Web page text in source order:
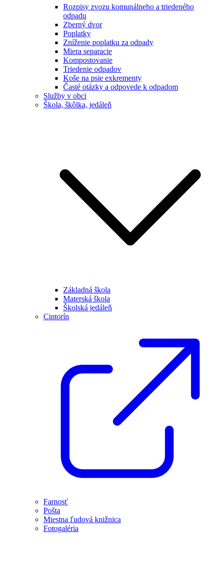
Rozpisy zvozu komunálneho a triedeného
odpadu
Zberný dvor
Poplatky
Zníženie poplatku za odpady
Miera separacie
Kompostovanie
Triedenie odpadov
Koše na psie exkrementy
Časté otázky a odpovede k odpadom
Služby v obci
Škola, škôlka, jedáleň
Základná škola
Materská škola
Školská jedáleň
Cintorín
Farnosť
Pošta
Miestna ľudová knižnica
Fotogaléria